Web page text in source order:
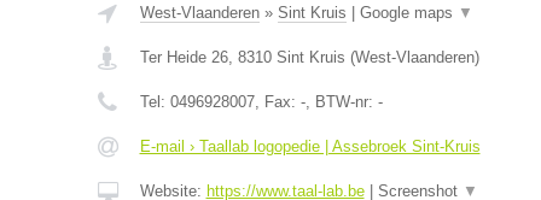
West-Vlaanderen» Sint Kruis Google maps ▼
Ter Heide 26, 8310 Sint Kruis (West-Vlaanderen)
Tel: 0496928007, Fax: -, BTW-nr: -
E-mail › Taallab logopedie | Assebroek Sint-Kruis
Website: https://www.taal-lab.be| Screenshot ▼